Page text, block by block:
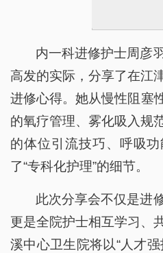
内一科进修护士周彦
高发的实际，分享了在江
进修心得。她从慢性阻塞
的氧疗管理、雾化吸入规
的体位引流技巧、呼吸
了“专科化护理”的细节。
此次分享会不仅是进
更是全院护士相互学习、
溪中心卫生院将以“人才